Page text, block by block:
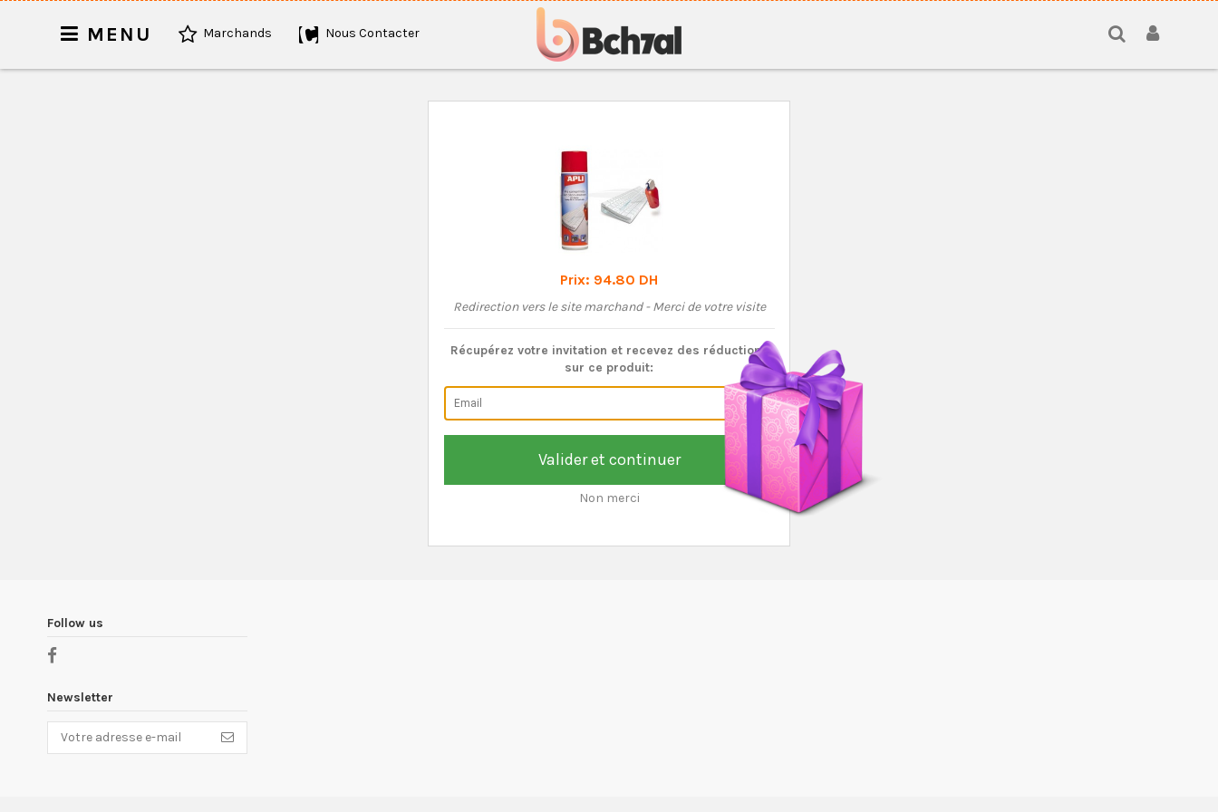
MENU Marchands Nous Contacter
Prix: 94.80 DH
Redirection vers le site marchand - Merci de votre visite
Récupérez votre invitation et recevez des réductions
sur ce produit:
Valider et continuer
Non merci
Follow us
Newsletter